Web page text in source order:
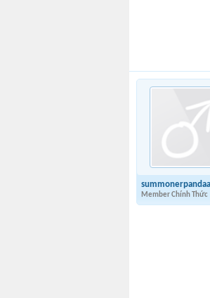
summonerpandaa
Member Chính Thức